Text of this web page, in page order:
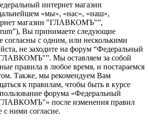
интернет магазин
«мы», «нас», «наш»,
магазин "ГЛАВКОМЪ"”,
Вы принимаете следующие
согласны с одним, или несколькими
не заходите на форум “Федеральный
Мы оставляем за собой
правила в любое время, и постараемся
Также, мы рекомендуем Вам
к правилам, чтобы быть в курсе
форума «Федеральный
после изменения правил
с ними согласие.